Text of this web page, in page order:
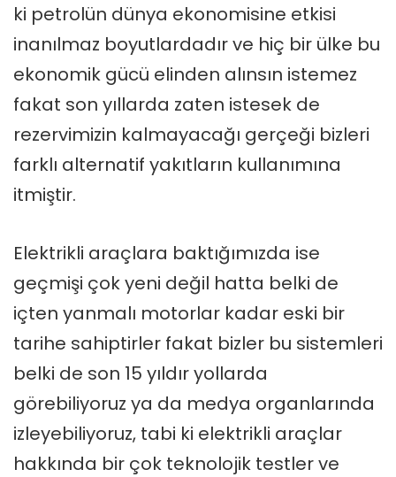
ki petrolün dünya ekonomisine etkisi
inanılmaz boyutlardadır ve hiç bir ülke bu
ekonomik gücü elinden alınsın istemez
fakat son yıllarda zaten istesek de
rezervimizin kalmayacağı gerçeği bizleri
farklı alternatif yakıtların kullanımına
itmiştir.
Elektrikli araçlara baktığımızda ise
geçmişi çok yeni değil hatta belki de
içten yanmalı motorlar kadar eski bir
tarihe sahiptirler fakat bizler bu sistemleri
belki de son 15 yıldır yollarda
görebiliyoruz ya da medya organlarında
izleyebiliyoruz, tabi ki elektrikli araçlar
hakkında bir çok teknolojik testler ve